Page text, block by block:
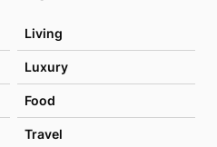
Living
Luxury
Food
Travel